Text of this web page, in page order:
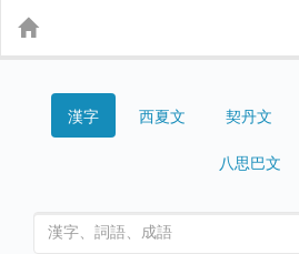
漢字 西夏文 契丹文
八思巴文